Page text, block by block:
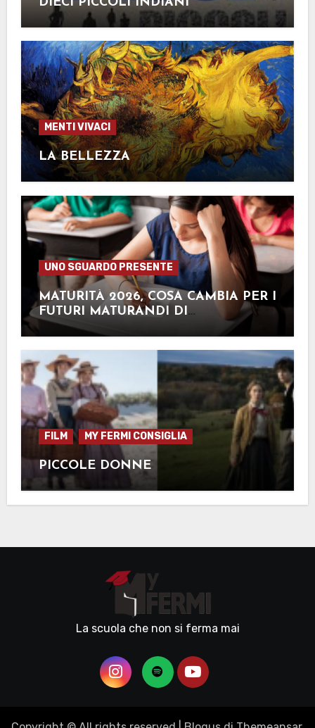
MENTI VIVACI
LA BELLEZZA
UNO SGUARDO PRESENTE
MATURITÀ 2026, COSA CAMBIA PER I
FUTURI MATURANDI DI
QUEST’ANNO?
FILM MY FERMI CONSIGLIA
PICCOLE DONNE
La scuola che non si ferma mai